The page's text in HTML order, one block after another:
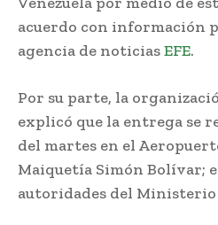
acuerdo con información
agencia de noticiasEFE.
Por su parte, la
explicó que la entrega se
del martes en el
Maiquetía Simón Bolívar;
autoridades del Ministerio